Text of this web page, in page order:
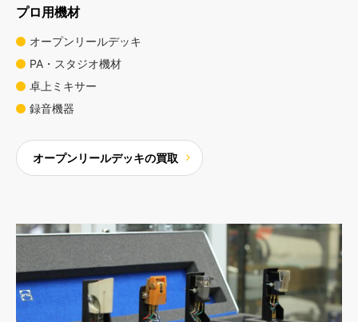
プロ用機材
オープンリールデッキ
PA・スタジオ機材
卓上ミキサー
録音機器
オープンリールデッキの買取